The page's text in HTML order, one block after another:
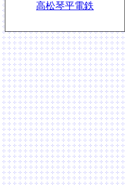
高松琴平電鉄